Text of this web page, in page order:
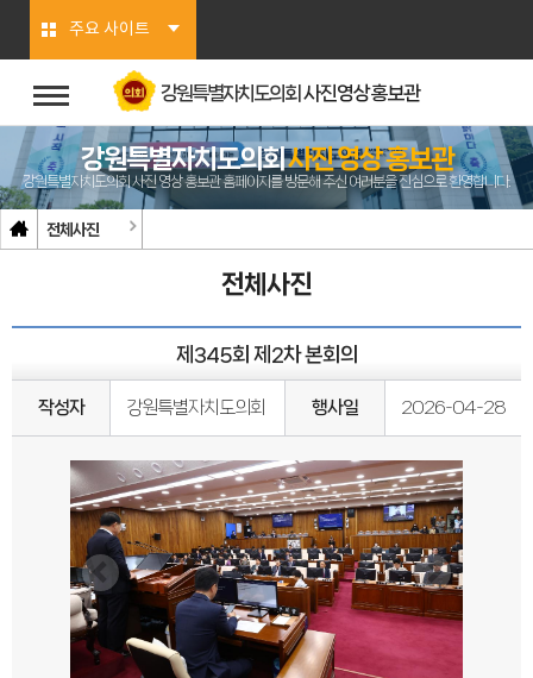
주요 사이트
강원특별자치도의회 사진영상홍보관
강원특별자치도의회사진 영상 홍보관
강원특별자치도의회 사진 영상 홍보관 홈페이지를 방문해 주신 여러분을 진심으로 환영합니다.
전체사진
전체사진
제345회 제2차 본회의
작성자 강원특별자치도의회 행사일 2026-04-28